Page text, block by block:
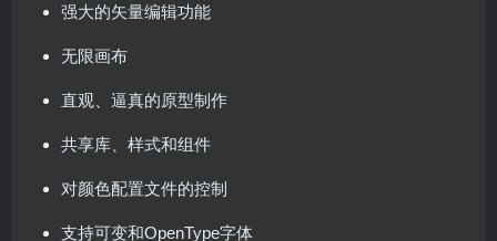
强大的矢量编辑功能
无限画布
直观、逼真的原型制作
共享库、样式和组件
对颜色配置文件的控制
支持可变和OpenType字体